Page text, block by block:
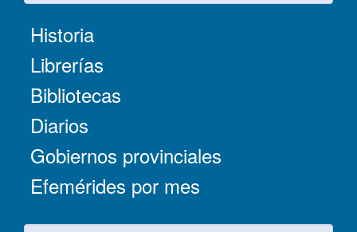
Historia
Librerías
Bibliotecas
Diarios
Gobiernos provinciales
Efemérides por mes